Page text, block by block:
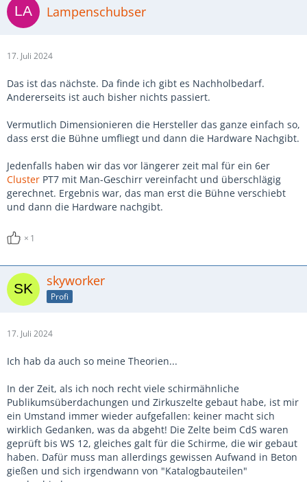
Lampenschubser
17. Juli 2024
Das ist das nächste. Da finde ich gibt es Nachholbedarf.
Andererseits ist auch bisher nichts passiert.
Vermutlich Dimensionieren die Hersteller das ganze einfach so,
dass erst die Bühne umfliegt und dann die Hardware Nachgibt.
Jedenfalls haben wir das vor längerer zeit mal für ein 6er
Cluster PT7 mit Man-Geschirr vereinfacht und überschlägig
gerechnet. Ergebnis war, das man erst die Bühne verschiebt
und dann die Hardware nachgibt.
1
skyworker
Profi
17. Juli 2024
Ich hab da auch so meine Theorien...
In der Zeit, als ich noch recht viele schirmähnliche
Publikumsüberdachungen und Zirkuszelte gebaut habe, ist mir
ein Umstand immer wieder aufgefallen: keiner macht sich
wirklich Gedanken, was da abgeht! Die Zelte beim CdS waren
geprüft bis WS 12, gleiches galt für die Schirme, die wir gebaut
haben. Dafür muss man allerdings gewissen Aufwand in Beton
gießen und sich irgendwann von "Katalogbauteilen"